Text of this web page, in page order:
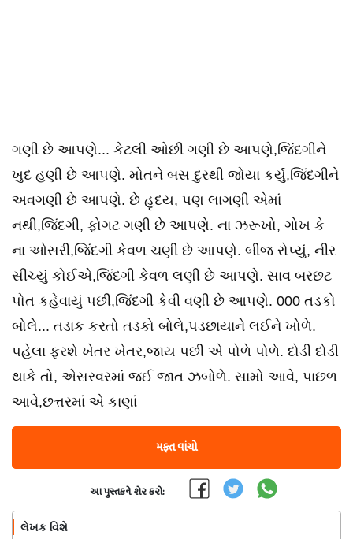
ગણી છે આપણે... કેટલી ઓછી ગણી છે આપણે,જિંદગીને
ખુદ હણી છે આપણે. મોતને બસ દુરથી જોયા કર્યું,જિંદગીને
અવગણી છે આપણે. છે હૃદય, પણ લાગણી એમાં
નથી,જિંદગી, ફોગટ ગણી છે આપણે. ના ઝરૂખો, ગોખ કે
ના ઓસરી,જિંદગી કેવળ ચણી છે આપણે. બીજ રોપ્યું, નીર
સીંચ્યું કોઈએ,જિંદગી કેવળ લણી છે આપણે. સાવ બરછટ
પોત કહેવાયું પછી,જિંદગી કેવી વણી છે આપણે. 000 તડકો
બોલે... તડાક કરતો તડકો બોલે,પડછાયાને લઈને ખોળે.
પહેલા ફરશે ખેતર ખેતર,જાય પછી એ પોળે પોળે. દોડી દોડી
થાકે તો, એસરવરમાં જઈ જાત ઝબોળે. સામો આવે, પાછળ
આવે,છત્તરમાં એ કાણાં
મફત વાંચો
આ પુસ્તકને શેર કરો:
લેખક વિશે